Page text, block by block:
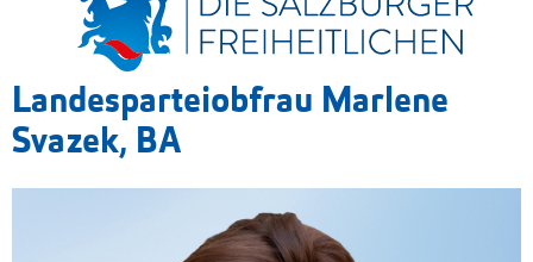
Landesparteiobfrau Marlene
Svazek, BA